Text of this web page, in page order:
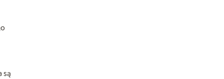
są